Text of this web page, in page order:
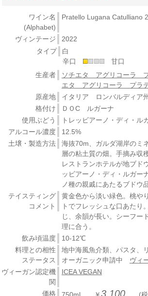
ワイン名
(Alphabet)
Pratello Lugana Catulliano
ヴィンテージ
2022
タイプ
白
辛口
甘口
生産者
ソチエタ アグリコーラ
エタ アグリコーラ プラ
原産地
イタリア ロンバルディア州
格付け
ＤＯC ルガーナ
使用ぶどう
トレッビアーノ・ディ・ル
アルコール濃度
12.5%
土壌・製造方法
海抜70m、ガルダ湖岸のミ
層の粘土質の畑。手摘み収
レストランホテルが地ブド
ッビアーノ・ディ・ルガー
ノ種の親戚にあたるブドウ
テイスティング
コメント
黄金色から淡い緑色。桃や
トでフレッシュな口あたり
じ、余韻が長い。シーフー
理に合う。
飲み頃温度
10-12℃
料理との相性
地中海風魚介類、パスタ、
ステータス
オーガニック申請中 ヴィ
ヴィーガン認定機
関
ICEA VEGAN
価格 3,100